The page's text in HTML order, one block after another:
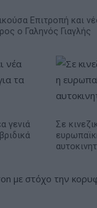
Επιτροπή και
ο Γαληνός Γιαγλής
γενιά
Σε